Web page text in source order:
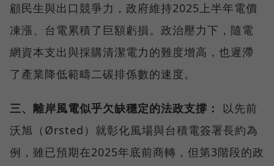
顧民生與出口競爭力，政府維持2025上半年電價
凍漲、台電累積了巨額虧損。政治壓力下，隨電
網資本支出與採購清潔電力的難度增高，也遲滯
了產業降低範疇二碳排係數的速度。
三、離岸風電似乎欠缺穩定的法政支撐：
以先前
沃旭（Ørsted）就彰化風場與台積電簽署長約為
例，雖已預期在2025年底前商轉，但第3階段的政